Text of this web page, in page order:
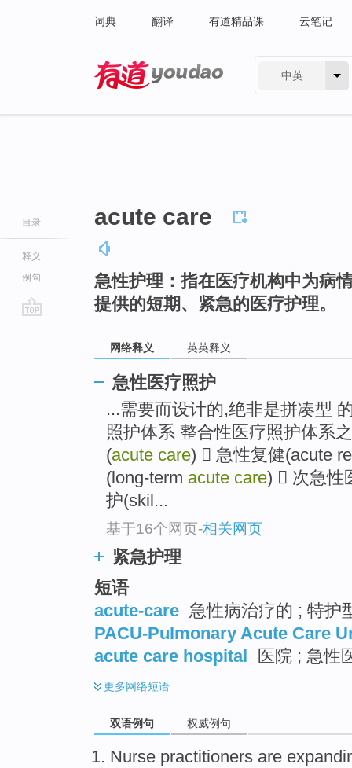
词典 翻译 有道精品课 云笔记
中英
目录
释义
例句
acute care
急性护理：指在医疗机构中为病
提供的短期、紧急的医疗护理。
网络释义 英英释义
急性医疗照护
...需要而设计的,绝非是拼凑型
照护体系 整合性医疗照护体系
(acute care)  急性复健(acute
(long-term acute care)  次急性
护(skil...
基于16个网页-相关网页
紧急护理
短语
acute-care 急性病治疗的 ; 特护
PACU-Pulmonary Acute Care
acute care hospital
医院 ; 急性
更多网络短语
双语例句 权威例句
Nurse practitioners are